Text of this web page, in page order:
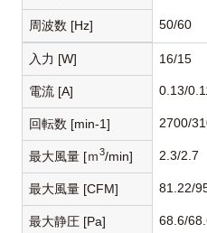
周波数 [Hz] 50/60
入力 [W] 16/15
電流 [A] 0.13/
回転数 [min-1] 2700/
最大風量 [ｍ3/min] 2.3/2.7
最大風量 [CFM] 81.22/
最大静圧 [Pa] 68.6/